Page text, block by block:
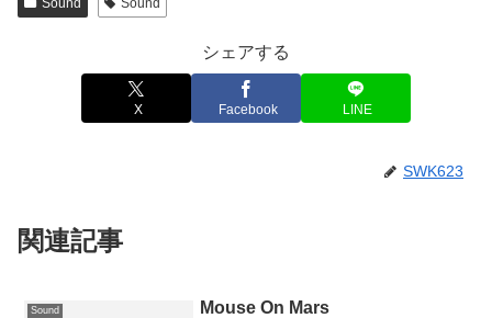
Sound Sound
シェアする
X Facebook LINE
SWK623
関連記事
Sound Mouse On Mars